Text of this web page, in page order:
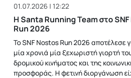
01.07.2026 | 12:22
H Santa Running Team στο
Run 2026
Το SNF Nostos Run 2026 αποτέλεσε
μία χρονιά μία ξεχωριστή γιορτή
δρομικού κινήματος και της
προσφοράς. Η φετινή διοργάνωση